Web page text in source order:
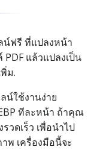
น์ฟรี ที่แปลงหน้า
PDF แล้วแปลงเป็น
ม.
น์ใช้งานง่าย
ทีละหน้า ถ้าคุณ
วดเร็ว เพื่อนำไป
พ เครื่องมือนี้จะ